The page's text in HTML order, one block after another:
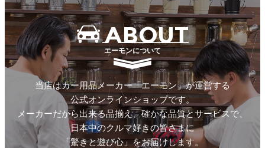
ABOUT
エーモンについて
当店はカー用品メーカー「エーモン」が運営する
公式オンラインショップです。
メーカーだから出来る品揃え、確かな品質とサービスで、
日本中のクルマ好きの皆さまに
「驚きと遊び心」をお届けします。